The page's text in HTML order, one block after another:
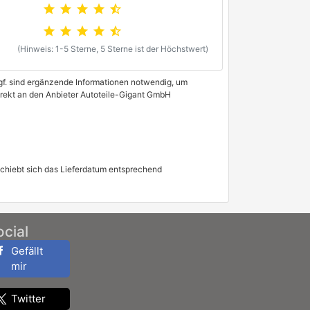
star star star star star_half
star star star star star_half
(Hinweis: 1-5 Sterne, 5 Sterne ist der Höchstwert)
sind ergänzende Informationen notwendig, um
an den Anbieter Autoteile-Gigant GmbH
sich das Lieferdatum entsprechend
Gefällt
mir
Twitter